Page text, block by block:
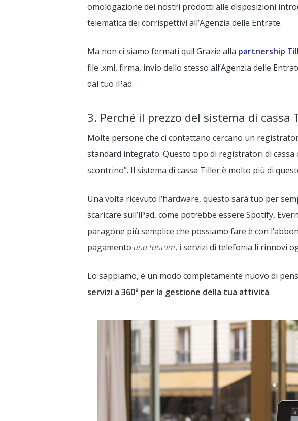
omologazione dei nostri prodotti alle disposizioni
telematica dei corrispettivi all’Agenzia delle Entrate.
Ma non ci siamo fermati qui! Grazie alla partnership
file .xml, firma, invio dello stesso all’Agenzia delle
dal tuo iPad.
3. Perché il prezzo del sistema di cassa
Molte persone che ci contattano cercano un
standard integrato. Questo tipo di registratori di
scontrino”. Il sistema di cassa Tiller è molto più di
Una volta ricevuto l’hardware, questo sarà tuo per
scaricare sull’iPad, come potrebbe essere Spotify,
paragone più semplice che possiamo fare è con
pagamento una tantum, i servizi di telefonia li rinnovi
Lo sappiamo, è un modo completamente nuovo di
servizi a 360° per la gestione della tua attività.